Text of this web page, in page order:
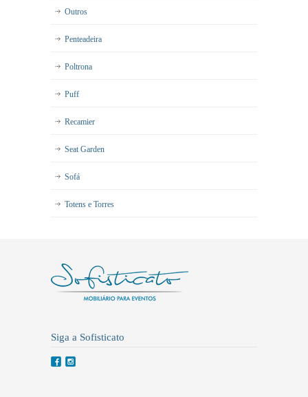
Outros
Penteadeira
Poltrona
Puff
Recamier
Seat Garden
Sofá
Totens e Torres
Siga a Sofisticato